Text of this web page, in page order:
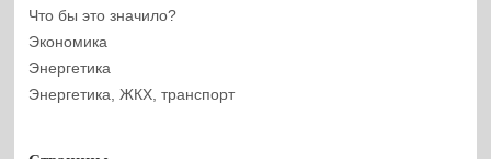
Что бы это значило?
Экономика
Энергетика
Энергетика, ЖКХ, транспорт